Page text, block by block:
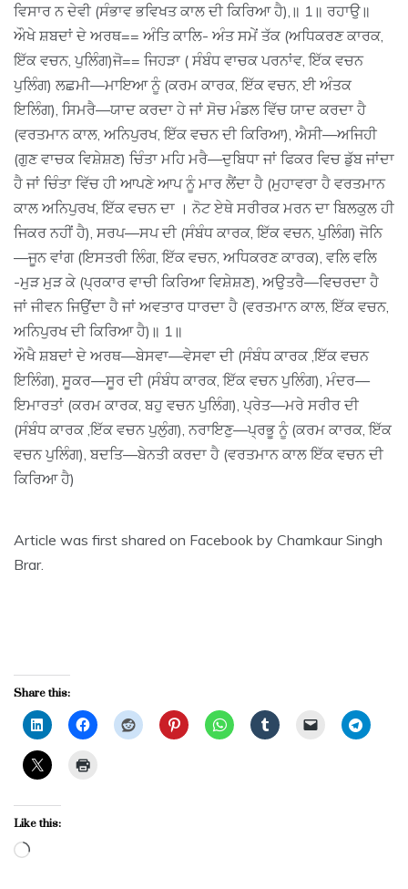
ਵਿਸਾਰ ਨ ਦੇਵੀ (ਸੰਭਾਵ ਭਵਿਖਤ ਕਾਲ ਦੀ ਕਿਰਿਆ ਹੈ),॥ 1॥ ਰਹਾਉ॥
ਔਖੇ ਸ਼ਬਦਾਂ ਦੇ ਅਰਥ== ਅੰਤਿ ਕਾਲਿ- ਅੰਤ ਸਮੇਂ ਤੱਕ (ਅਧਿਕਰਣ ਕਾਰਕ,
ਇੱਕ ਵਚਨ, ਪੁਲਿੰਗ)ਜੋ== ਜਿਹੜਾ ( ਸੰਬੰਧ ਵਾਚਕ ਪਰਨਾਂਵ, ਇੱਕ ਵਚਨ
ਪੁਲਿੰਗ) ਲਛਮੀ—ਮਾਇਆ ਨੂੰ (ਕਰਮ ਕਾਰਕ, ਇੱਕ ਵਚਨ, ਈ ਅੰਤਕ
ਇਲਿੰਗ), ਸਿਮਰੈ—ਯਾਦ ਕਰਦਾ ਹੇ ਜਾਂ ਸੋਚ ਮੰਡਲ ਵਿੱਚ ਯਾਦ ਕਰਦਾ ਹੈ
(ਵਰਤਮਾਨ ਕਾਲ, ਅਨਿਪੁਰਖ, ਇੱਕ ਵਚਨ ਦੀ ਕਿਰਿਆ), ਐਸੀ—ਅਜਿਹੀ
(ਗੁਣ ਵਾਚਕ ਵਿਸ਼ੇਸ਼ਣ) ਚਿੰਤਾ ਮਹਿ ਮਰੈ—ਦੁਬਿਧਾ ਜਾਂ ਫਿਕਰ ਵਿਚ ਡੁੱਬ ਜਾਂਦਾ
ਹੈ ਜਾਂ ਚਿੰਤਾ ਵਿੱਚ ਹੀ ਆਪਣੇ ਆਪ ਨੂੰ ਮਾਰ ਲੈਂਦਾ ਹੈ (ਮੁਹਾਵਰਾ ਹੈ ਵਰਤਮਾਨ
ਕਾਲ ਅਨਿਪੁਰਖ, ਇੱਕ ਵਚਨ ਦਾ । ਨੋਟ ਏਥੇ ਸਰੀਰਕ ਮਰਨ ਦਾ ਬਿਲਕੁਲ ਹੀ
ਜਿਕਰ ਨਹੀਂ ਹੈ), ਸਰਪ—ਸਪ ਦੀ (ਸੰਬੰਧ ਕਾਰਕ, ਇੱਕ ਵਚਨ, ਪੁਲਿੰਗ) ਜੋਨਿ
—ਜੂਨ ਵਾਂਗ (ਇਸਤਰੀ ਲਿੰਗ, ਇੱਕ ਵਚਨ, ਅਧਿਕਰਣ ਕਾਰਕ), ਵਲਿ ਵਲਿ
-ਮੁੜ ਮੁੜ ਕੇ (ਪ੍ਰਕਾਰ ਵਾਚੀ ਕਿਰਿਆ ਵਿਸ਼ੇਸ਼ਣ), ਅਉਤਰੈ—ਵਿਚਰਦਾ ਹੈ
ਜਾਂ ਜੀਵਨ ਜਿਉਂਦਾ ਹੈ ਜਾਂ ਅਵਤਾਰ ਧਾਰਦਾ ਹੈ (ਵਰਤਮਾਨ ਕਾਲ, ਇੱਕ ਵਚਨ,
ਅਨਿਪੁਰਖ ਦੀ ਕਿਰਿਆ ਹੈ)॥ 1॥
ਔਖੈ ਸ਼ਬਦਾਂ ਦੇ ਅਰਥ—ਬੇਸਵਾ—ਵੇਸਵਾ ਦੀ (ਸੰਬੰਧ ਕਾਰਕ ,ਇੱਕ ਵਚਨ
ਇਲਿੰਗ), ਸੂਕਰ—ਸੂਰ ਦੀ (ਸੰਬੰਧ ਕਾਰਕ, ਇੱਕ ਵਚਨ ਪੁਲਿੰਗ), ਮੰਦਰ—
ਇਮਾਰਤਾਂ (ਕਰਮ ਕਾਰਕ, ਬਹੁ ਵਚਨ ਪੁਲਿੰਗ), ਪ੍ਰੇਤ—ਮਰੇ ਸਰੀਰ ਦੀ
(ਸੰਬੰਧ ਕਾਰਕ ,ਇੱਕ ਵਚਨ ਪੁਲੁੰਗ), ਨਰਾਇਣੁ—ਪ੍ਰਭੂ ਨੂੰ (ਕਰਮ ਕਾਰਕ, ਇੱਕ
ਵਚਨ ਪੁਲਿੰਗ), ਬਦਤਿ—ਬੇਨਤੀ ਕਰਦਾ ਹੈ (ਵਰਤਮਾਨ ਕਾਲ ਇੱਕ ਵਚਨ ਦੀ
ਕਿਰਿਆ ਹੈ)
Article was first shared on Facebook by Chamkaur Singh
Brar.
Share this:
Like this:
Loading…